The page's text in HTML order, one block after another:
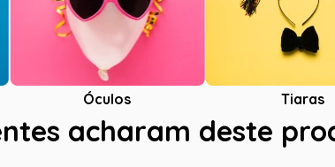
Óculos Tiaras
acharam deste